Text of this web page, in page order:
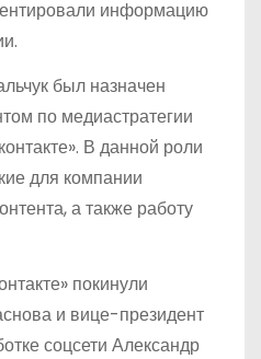
информацию
был назначен
по медиастратегии
В данной роли
для компании
а также работу
покинули
и вице-президент
соцсети Александр